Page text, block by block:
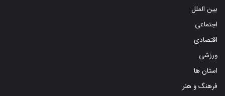
بین الملل
اجتماعی
اقتصادی
ورزشی
استان ها
فرهنگ و هنر